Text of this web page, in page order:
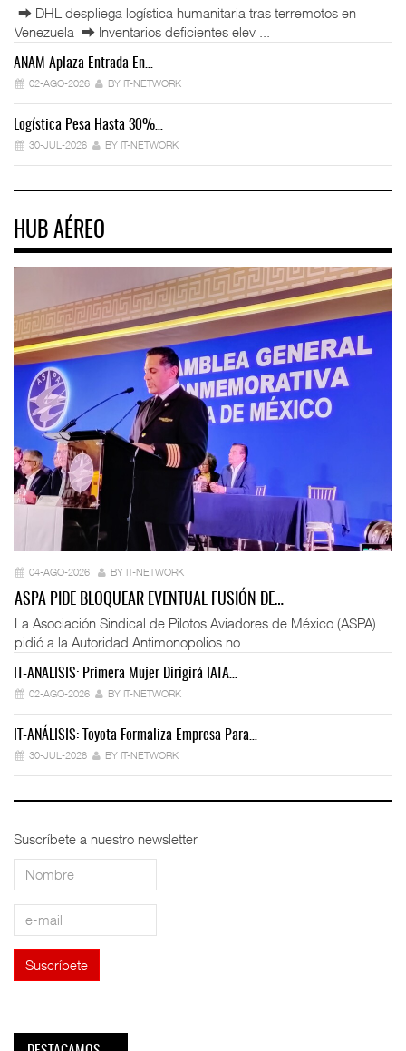
⮕ DHL despliega logística humanitaria tras terremotos en
Venezuela ⮕ Inventarios deficientes elev ...
ANAM Aplaza Entrada En…
02-AGO-2026 BY IT-NETWORK
Logística Pesa Hasta 30%…
30-JUL-2026 BY IT-NETWORK
HUB AÉREO
04-AGO-2026 BY IT-NETWORK
ASPA PIDE BLOQUEAR EVENTUAL FUSIÓN DE…
La Asociación Sindical de Pilotos Aviadores de México (ASPA)
pidió a la Autoridad Antimonopolios no ...
IT-ANÁLISIS: Primera Mujer Dirigirá IATA…
02-AGO-2026 BY IT-NETWORK
IT-ANÁLISIS: Toyota Formaliza Empresa Para…
30-JUL-2026 BY IT-NETWORK
Suscríbete a nuestro newsletter